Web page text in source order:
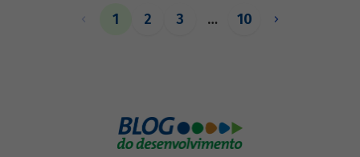
diferentes países e contextos.
1 2 3 … 10